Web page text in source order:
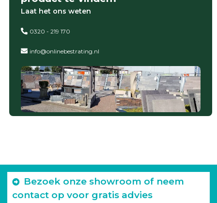
Laat het ons weten
0320 - 219 170
info@onlinebestrating.nl
Bezoek onze showroom of neem
contact op voor gratis advies